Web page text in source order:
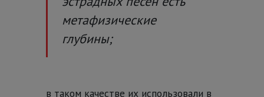
метафизические
глубины;
в таком качестве их использовали в